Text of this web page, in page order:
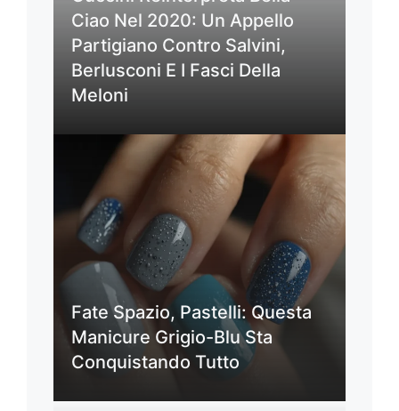
Ciao Nel 2020: Un Appello
Partigiano Contro Salvini,
Berlusconi E I Fasci Della
Meloni
Fate Spazio, Pastelli: Questa
Manicure Grigio-Blu Sta
Conquistando Tutto